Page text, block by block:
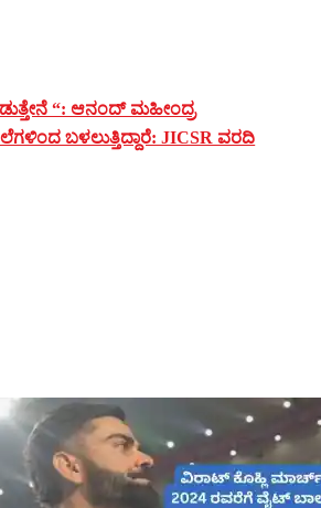
“: ಆನಂದ್ ಮಹೀಂದ್ರ
ಬಳಲುತ್ತಿದ್ದಾರೆ: JICSR ವರದಿ